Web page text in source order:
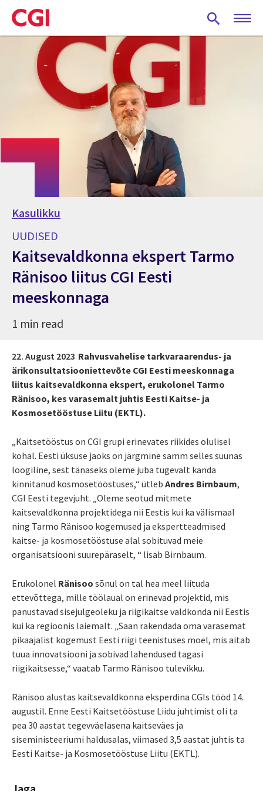
Skip
to
main
content
Kasulikku
UUDISED
Kaitsevaldkonna ekspert Tarmo
Ränisoo liitus CGI Eesti
meeskonnaga
1 min read
22. August 2023 Rahvusvahelise tarkvaraarendus- ja
ärikonsultatsiooniettevõte CGI Eesti meeskonnaga
liitus kaitsevaldkonna ekspert, erukolonel Tarmo
Ränisoo, kes varasemalt juhtis Eesti Kaitse- ja
Kosmosetööstuse Liitu (EKTL).
„Kaitsetööstus on CGI grupi erinevates riikides olulisel
kohal. Eesti üksuse jaoks on järgmine samm selles suunas
loogiline, sest tänaseks oleme juba tugevalt kanda
kinnitanud kosmosetööstuses,“ ütleb Andres Birnbaum,
CGI Eesti tegevjuht. „Oleme seotud mitmete
kaitsevaldkonna projektidega nii Eestis kui ka välismaal
ning Tarmo Ränisoo kogemused ja ekspertteadmised
kaitse- ja kosmosetööstuse alal sobituvad meie
organisatsiooni suurepäraselt, “ lisab Birnbaum.
Erukolonel Ränisoo sõnul on tal hea meel liituda
ettevõttega, mille töölaual on erinevad projektid, mis
panustavad sisejulgeoleku ja riigikaitse valdkonda nii Eestis
kui ka regioonis laiemalt. „Saan rakendada oma varasemat
pikaajalist kogemust Eesti riigi teenistuses moel, mis aitab
tuua innovatsiooni ja sobivad lahendused tagasi
riigikaitsesse,“ vaatab Tarmo Ränisoo tulevikku.
Ränisoo alustas kaitsevaldkonna eksperdina CGIs tööd 14.
augustil. Enne Eesti Kaitsetööstuse Liidu juhtimist oli ta
pea 30 aastat tegevväelasena kaitseväes ja
siseministeeriumi haldusalas, viimased 3,5 aastat juhtis ta
Eesti Kaitse- ja Kosmosetööstuse Liitu (EKTL).